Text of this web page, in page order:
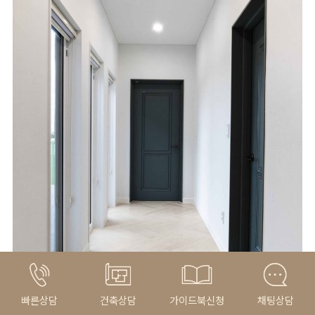
빠른상담 건축상담 가이드북신청 채팅상담